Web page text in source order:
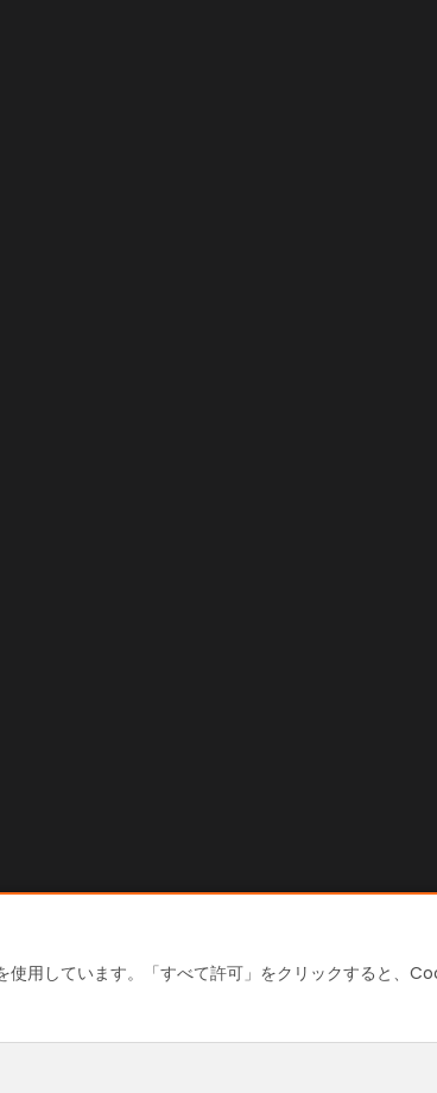
用しています。「すべて許可」をクリックすると、